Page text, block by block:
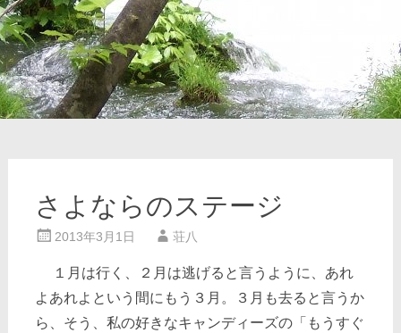
さよならのステージ
2013年3月1日 荘八
１月は行く、２月は逃げると言うように、あれ
よあれよという間にもう３月。３月も去ると言うか
ら、そう、私の好きなキャンディーズの「もうすぐ